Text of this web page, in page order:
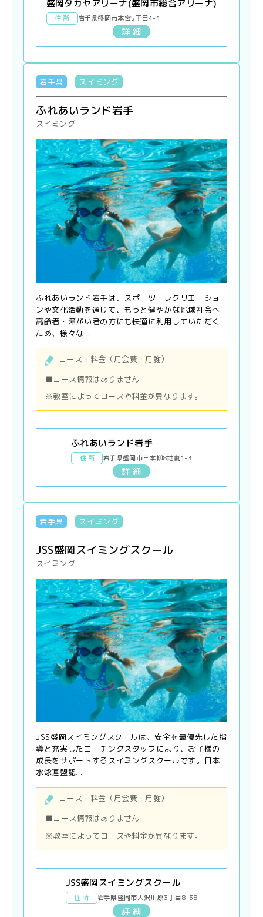
盛岡タカヤアリーナ(盛岡市総合アリーナ)
住 所 岩手県盛岡市本宮5丁目4-1
詳 細
岩手県 スイミング
ふれあいランド岩手
スイミング
ふれあいランド岩手は、スポーツ・レクリエーショ
ンや文化活動を通じて、もっと健やかな地域社会へ
高齢者・障がい者の方にも快適に利用していただく
ため、様々な...
コース・料金（月会費・月謝）
■コース情報はありません
※教室によってコースや料金が異なります。
ふれあいランド岩手
住 所 岩手県盛岡市三本柳8地割1-3
詳 細
岩手県 スイミング
JSS盛岡スイミングスクール
スイミング
JSS盛岡スイミングスクールは、安全を最優先した指
導と充実したコーチングスタッフにより、お子様の
成長をサポートするスイミングスクールです。日本
水泳連盟認...
コース・料金（月会費・月謝）
■コース情報はありません
※教室によってコースや料金が異なります。
JSS盛岡スイミングスクール
住 所 岩手県盛岡市大沢川原3丁目8-38
詳 細